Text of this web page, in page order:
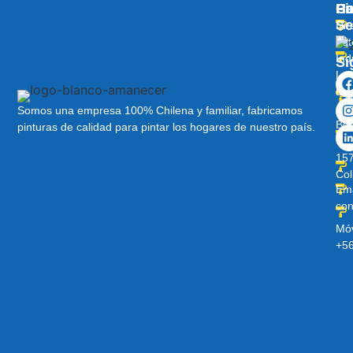
Somos una empresa 100% Chilena y familiar, fabricamos
pinturas de calidad para pintar los hogares de nuestro país.
Los
Av